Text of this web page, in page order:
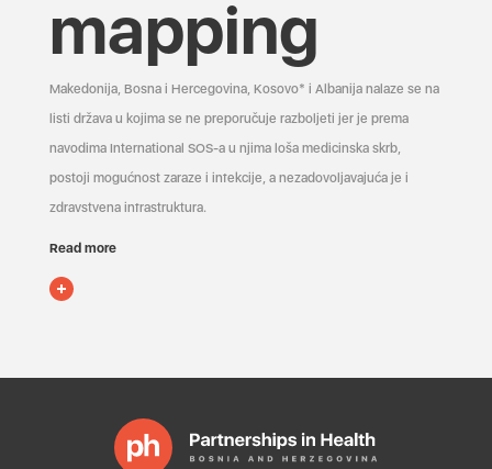
mapping
Makedonija, Bosna i Hercegovina, Kosovo* i Albanija nalaze se na
listi država u kojima se ne preporučuje razboljeti jer je prema
navodima International SOS-a u njima loša medicinska skrb,
postoji mogućnost zaraze i infekcije, a nezadovoljavajuća je i
zdravstvena infrastruktura.
Read more